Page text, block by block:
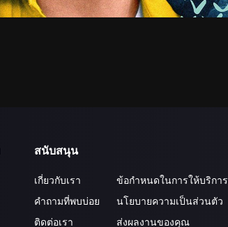
สนับสนุน
เกี่ยวกับเรา
คำถามที่พบบ่อย
ติดต่อเรา
ข้อกำหนดในการให้บริการ
นโยบายความเป็นส่วนตัว
ส่งผลงานของคุณ